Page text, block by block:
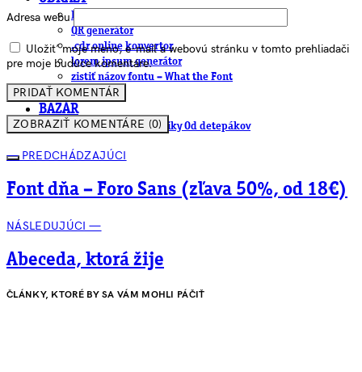
EAN generátor
QR generátor
.cdr online konvertor
lorem ipsum generátor
zistiť názov fontu – What the Font
WORKSHOPY
BAZÁR
zaslať súbor do rubriky Od detepákov
Adresa webu
Uložiť moje meno, e-mail a webovú stránku v tomto prehliadači
pre moje budúce komentáre.
ZOBRAZIŤ KOMENTÁRE (0)
— PREDCHÁDZAJÚCI
Font dňa – Foro Sans (zľava 50%, od 18€)
NÁSLEDUJÚCI —
Abeceda, ktorá žije
ČLÁNKY, KTORÉ BY SA VÁM MOHLI PÁČIŤ